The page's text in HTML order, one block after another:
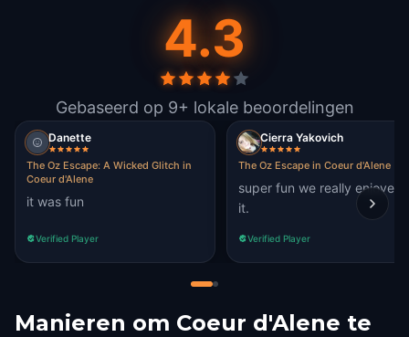
4.3
Gebaseerd op 9+ lokale beoordelingen
Danette
The Oz Escape: A Wicked Glitch in
Coeur d'Alene
it was fun
Verified Player
Cierra Yakovich
The Oz Escape in Coeur d'Alene
super fun we really enjoyed
it.
Verified Player
Manieren om Coeur d'Alene te